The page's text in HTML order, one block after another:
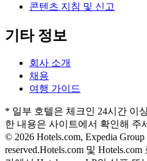
콘텐츠 지침 및 신고
기타 정보
회사 소개
채용
여행 가이드
* 일부 호텔은 체크인 24시간 이
한 내용은 사이트에서 확인해 주
© 2026 Hotels.com, Expedia
reserved.Hotels.com 및